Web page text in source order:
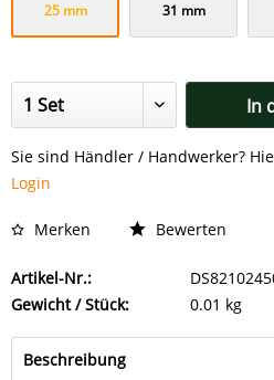
25 mm 31 mm
In
Sie sind Händler / Handwerker?
Login
Merken Bewerten
Artikel-Nr.:
Gewicht / Stück:
0.01 kg
Beschreibung